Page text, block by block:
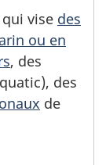
vise des
ou en
, des
des
de